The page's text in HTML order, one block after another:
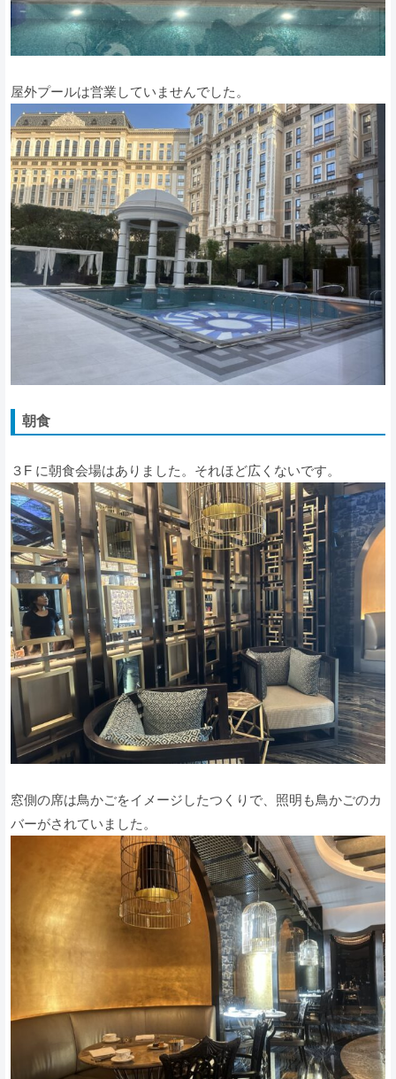
屋外プールは営業していませんでした。
朝食
３F に朝食会場はありました。それほど広くないです。
窓側の席は鳥かごをイメージしたつくりで、照明も鳥かごのカ
バーがされていました。